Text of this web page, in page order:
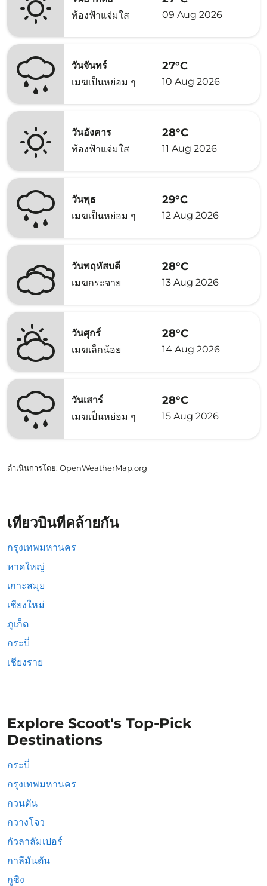
ท้องฟ้าแจ่มใส
09 Aug 2026
วันจันทร์
เมฆเป็นหย่อม ๆ
27°C
10 Aug 2026
วันอังคาร
ท้องฟ้าแจ่มใส
28°C
11 Aug 2026
วันพุธ
เมฆเป็นหย่อม ๆ
29°C
12 Aug 2026
วันพฤหัสบดี
เมฆกระจาย
28°C
13 Aug 2026
วันศุกร์
เมฆเล็กน้อย
28°C
14 Aug 2026
วันเสาร์
เมฆเป็นหย่อม ๆ
28°C
15 Aug 2026
ดำเนินการโดย: OpenWeatherMap.org
เที่ยวบินที่คล้ายกัน
กรุงเทพมหานคร
หาดใหญ่
เกาะสมุย
เชียงใหม่
ภูเก็ต
กระบี่
เชียงราย
Explore Scoot's Top-Pick
Destinations
กระบี่
กรุงเทพมหานคร
กวนตัน
กวางโจว
กัวลาลัมเปอร์
กาลีมันตัน
กูชิง